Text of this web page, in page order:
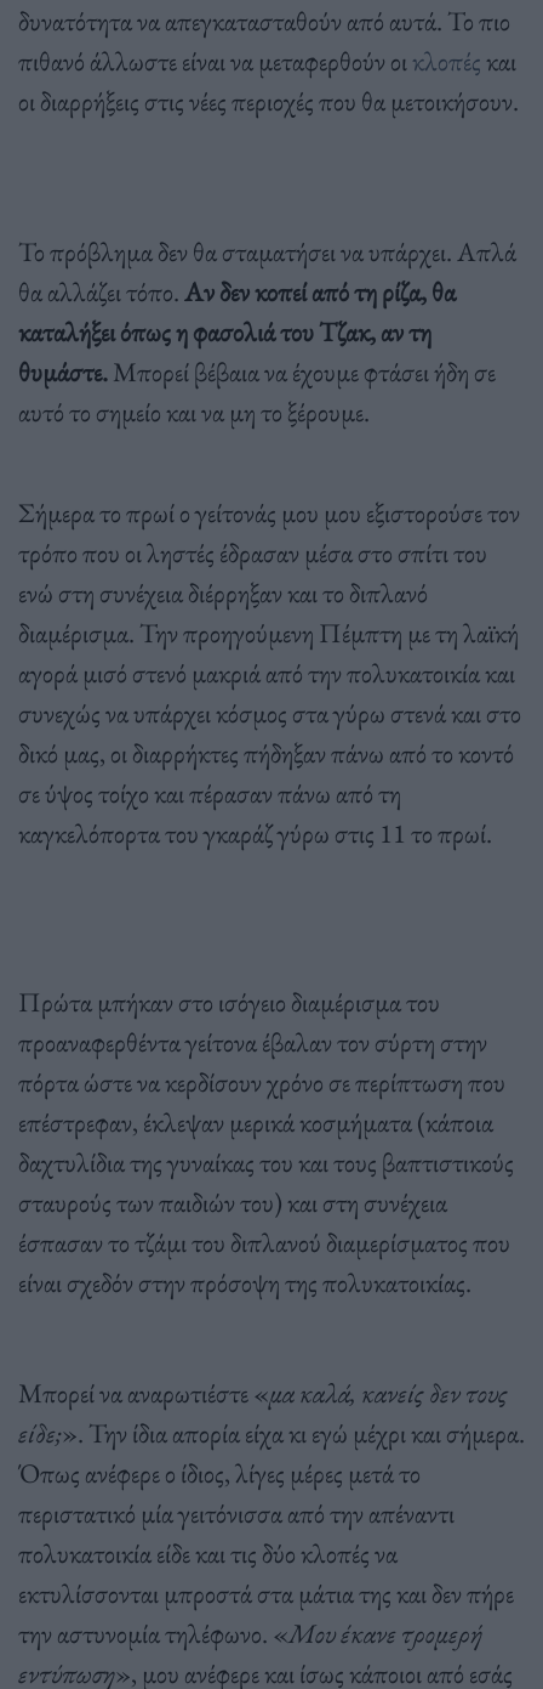
δυνατότητα να απεγκατασταθούν από αυτά. Το πιο
πιθανό άλλωστε είναι να μεταφερθούν οικλοπέςκαι
οι διαρρήξεις στις νέες περιοχές που θα μετοικήσουν.
Το πρόβλημα δεν θα σταματήσει να υπάρχει. Απλά
θα αλλάζει τόπο.Αν δεν κοπεί από τη ρίζα, θα
καταλήξει όπως η φασολιά του Τζακ, αν τη
θυμάστε.Μπορεί βέβαια να έχουμε φτάσει ήδη σε
αυτό το σημείο και να μη το ξέρουμε.
Σήμερα το πρωί ο γείτονάς μου μου εξιστορούσε τον
τρόπο που οι ληστές έδρασαν μέσα στο σπίτι του
ενώ στη συνέχεια διέρρηξαν και το διπλανό
διαμέρισμα. Την προηγούμενη Πέμπτη με τη λαϊκή
αγορά μισό στενό μακριά από την πολυκατοικία και
συνεχώς να υπάρχει κόσμος στα γύρω στενά και στο
δικό μας, οι διαρρήκτες πήδηξαν πάνω από το κοντό
σε ύψος τοίχο και πέρασαν πάνω από τη
καγκελόπορτα του γκαράζ γύρω στις 11 το πρωί.
Πρώτα μπήκαν στο ισόγειο διαμέρισμα του
προαναφερθέντα γείτονα έβαλαν τον σύρτη στην
πόρτα ώστε να κερδίσουν χρόνο σε περίπτωση που
επέστρεφαν, έκλεψαν μερικά κοσμήματα (κάποια
δαχτυλίδια της γυναίκας του και τους βαπτιστικούς
σταυρούς των παιδιών του) και στη συνέχεια
έσπασαν το τζάμι του διπλανού διαμερίσματος που
είναι σχεδόν στην πρόσοψη της πολυκατοικίας.
Μπορεί να αναρωτιέστε «μα καλά, κανείς δεν τους
είδε;». Την ίδια απορία είχα κι εγώ μέχρι και σήμερα.
Όπως ανέφερε ο ίδιος, λίγες μέρες μετά το
περιστατικό μία γειτόνισσα από την απέναντι
πολυκατοικία είδε και τις δύο κλοπές να
εκτυλίσσονται μπροστά στα μάτια της και δεν πήρε
την αστυνομία τηλέφωνο. «Μου έκανε τρομερή
εντύπωση», μου ανέφερε και ίσως κάποιοι από εσάς